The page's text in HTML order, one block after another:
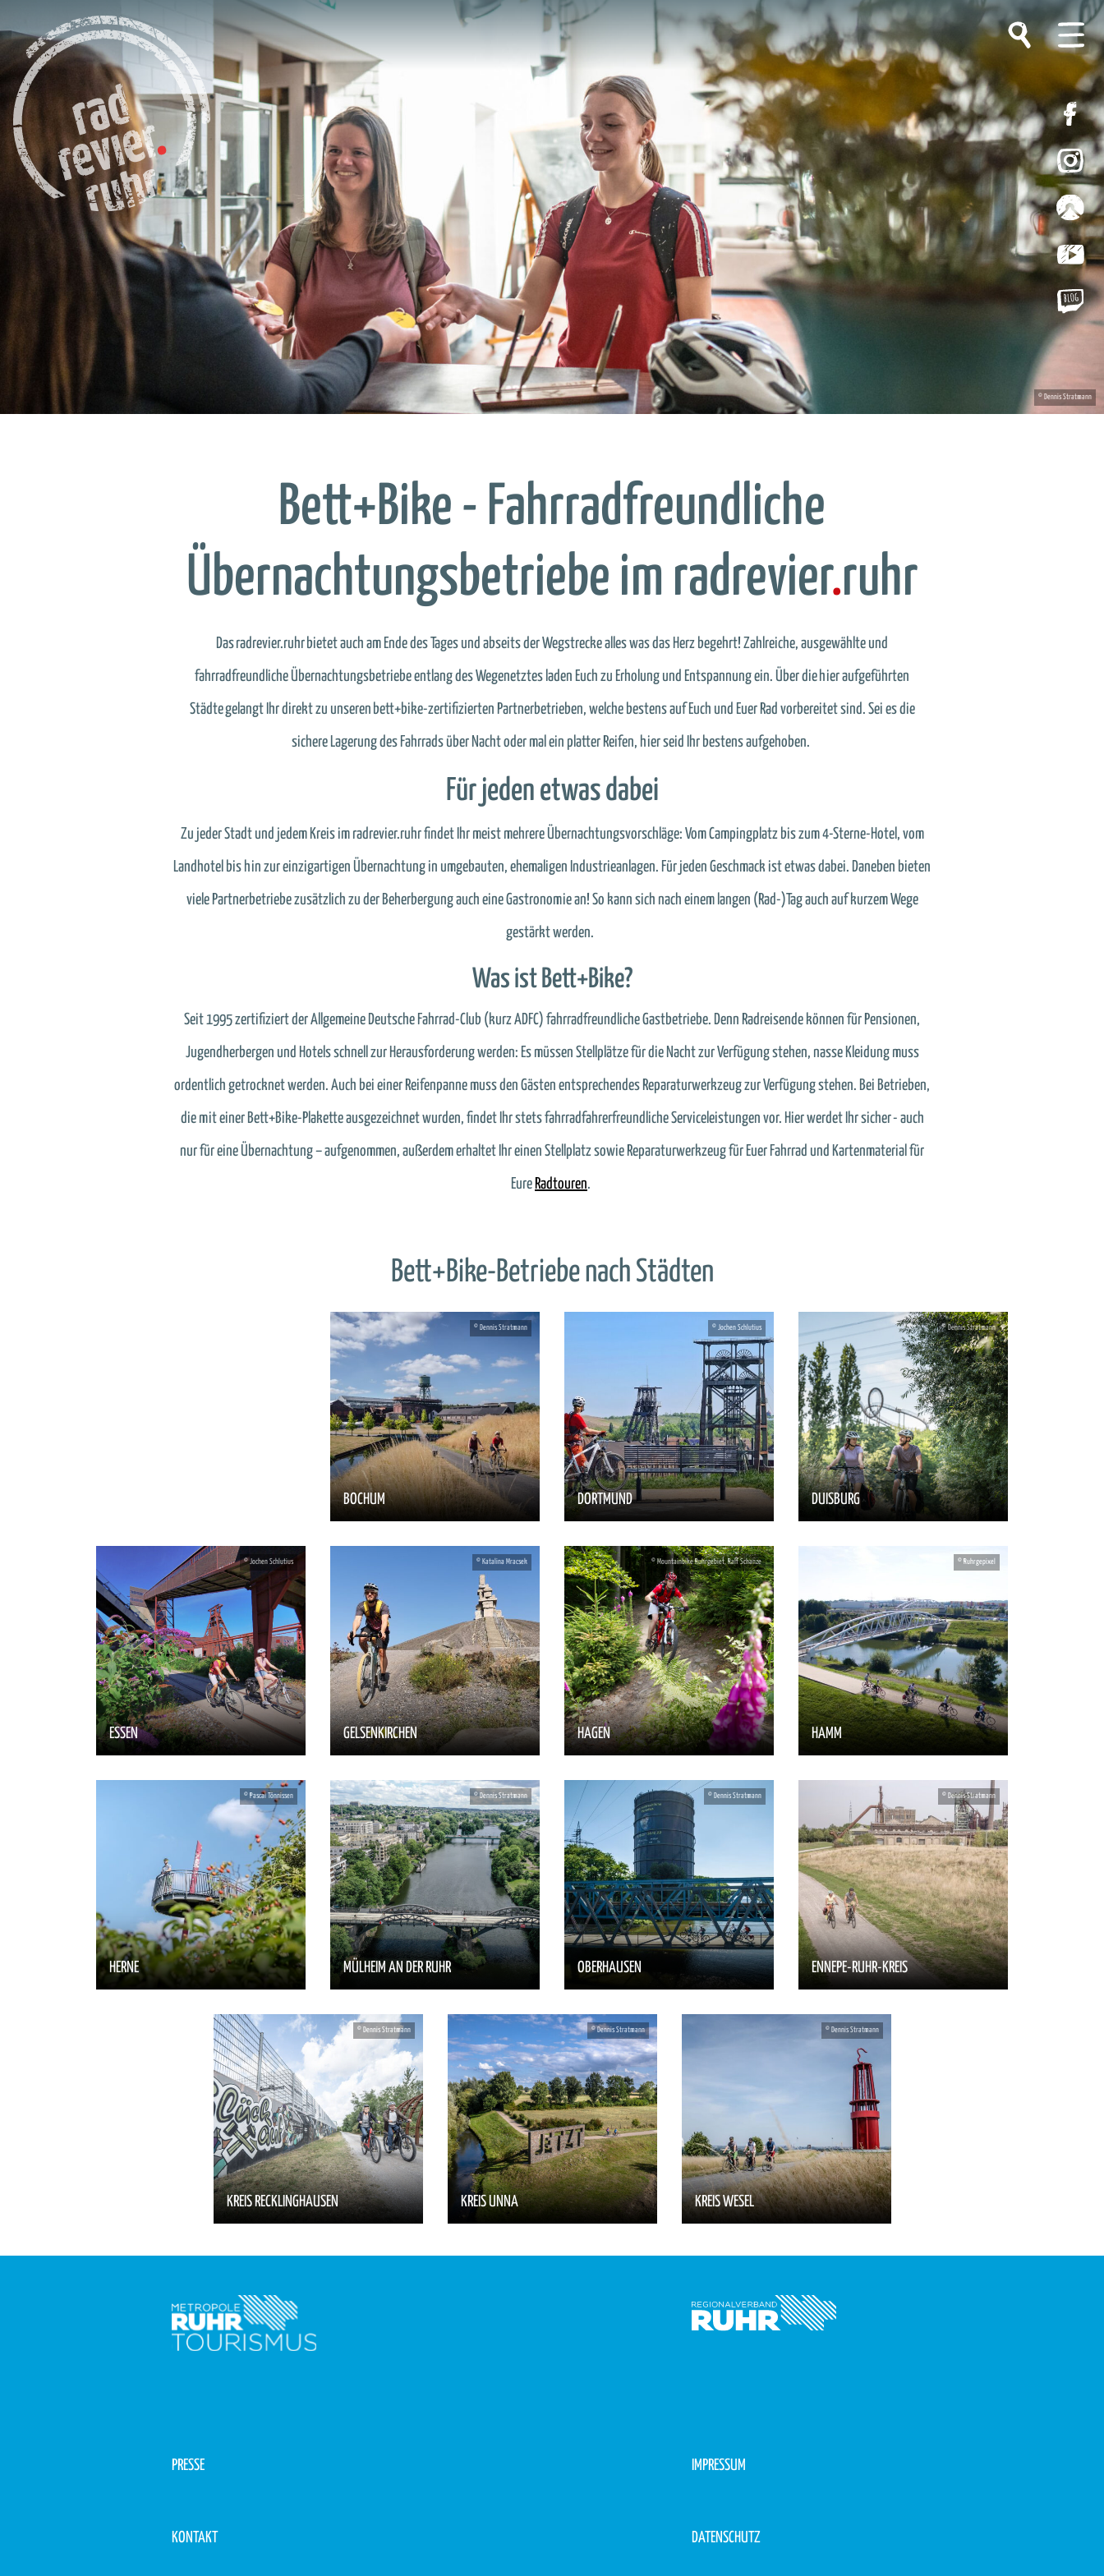
Bett+Bike - Fahrradfreundliche
Übernachtungsbetriebe im radrevier.ruhr
Dasradrevier.ruhrbietet auch am Ende des Tages und abseits der Wegstrecke alles was das Herz begehrt! Zahlreiche, ausgewählte und
fahrradfreundliche Übernachtungsbetriebe entlang des Wegenetztes laden Euch zu Erholung und Entspannung ein. Über die hier aufgeführten
Städte gelangt Ihr direkt zu unseren bett+bike-zertifizierten Partnerbetrieben, welche bestens auf Euch und Euer Rad vorbereitet sind. Sei es die
sichere Lagerung des Fahrrads über Nacht oder mal ein platter Reifen, hier seid Ihr bestens aufgehoben.
Für jeden etwas dabei
Zu jeder Stadt und jedem Kreis im radrevier.ruhr findet Ihr meist mehrere Übernachtungsvorschläge: Vom Campingplatz bis zum 4-Sterne-Hotel, vom
Landhotel bis hin zur einzigartigen Übernachtung in umgebauten, ehemaligen Industrieanlagen. Für jeden Geschmack ist etwas dabei. Daneben bieten
viele Partnerbetriebe zusätzlich zu der Beherbergung auch eine Gastronomie an! So kann sich nach einem langen (Rad-)Tag auch auf kurzem Wege
gestärkt werden.
Was ist Bett+Bike?
Seit 1995 zertifiziert der Allgemeine Deutsche Fahrrad-Club (kurz ADFC) fahrradfreundliche Gastbetriebe. Denn Radreisende können für Pensionen,
Jugendherbergen und Hotels schnell zur Herausforderung werden: Es müssen Stellplätze für die Nacht zur Verfügung stehen, nasse Kleidung muss
ordentlich getrocknet werden. Auch bei einer Reifenpanne muss den Gästen entsprechendes Reparaturwerkzeug zur Verfügung stehen. Bei Betrieben,
die mit einer Bett+Bike-Plakette ausgezeichnet wurden, findet Ihr stets fahrradfahrerfreundliche Serviceleistungen vor. Hier werdet Ihr sicher - auch
nur für eine Übernachtung – aufgenommen, außerdem erhaltet Ihr einen Stellplatz sowie Reparaturwerkzeug für Euer Fahrrad und Kartenmaterial für
Eure Radtouren.
Bett+Bike-Betriebe nach Städten
BOCHUM DORTMUND DUISBURG
ESSEN GELSENKIRCHEN HAGEN HAMM
HERNE MÜLHEIM AN DER RUHR OBERHAUSEN ENNEPE-RUHR-KREIS
KREIS RECKLINGHAUSEN KREIS UNNA KREIS WESEL
PRESSE
KONTAKT
IMPRESSUM
DATENSCHUTZ